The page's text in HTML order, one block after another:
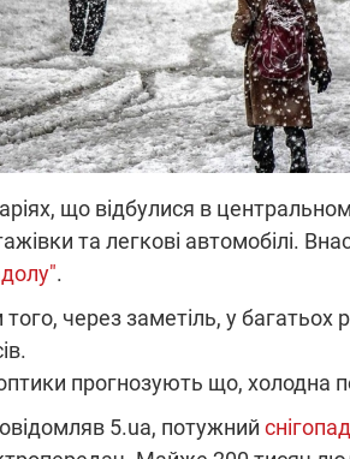
що відбулися в
та легкові автомобілі.
.
того, через заметіль, у
прогнозують що, холодна
5.ua, потужний спеку у
графіки